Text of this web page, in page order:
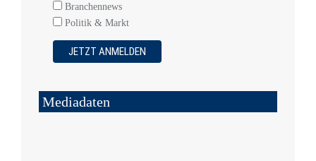
Branchennews
Politik & Markt
Mediadaten